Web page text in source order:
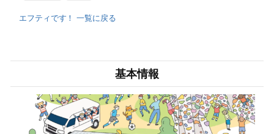
エフティです！ 一覧に戻る
基本情報